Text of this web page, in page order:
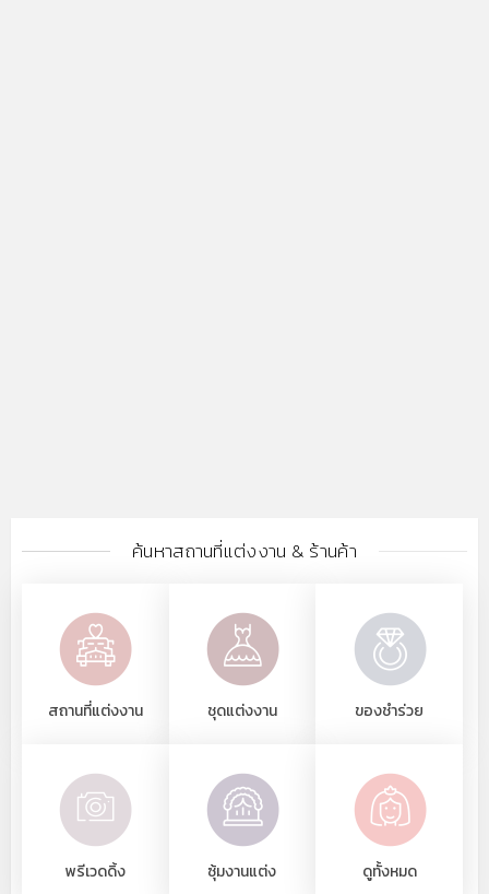
ค้นหาสถานที่แต่งงาน & ร้านค้า
สถานที่แต่งงาน ชุดแต่งงาน ของชำร่วย
พรีเวดดิ้ง ซุ้มงานแต่ง ดูทั้งหมด